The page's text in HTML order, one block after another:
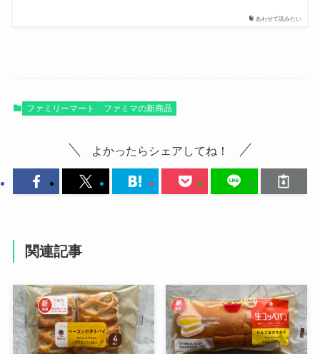
あわせて読みたい
ファミリーマート ファミマの新商品
よかったらシェアしてね！
関連記事